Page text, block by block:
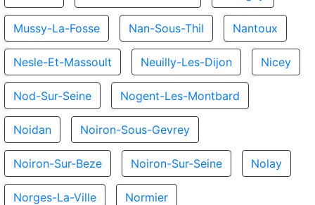
Mussy-La-Fosse Nan-Sous-Thil Nantoux
Nesle-Et-Massoult Neuilly-Les-Dijon Nicey
Nod-Sur-Seine Nogent-Les-Montbard
Noidan Noiron-Sous-Gevrey
Noiron-Sur-Beze Noiron-Sur-Seine Nolay
Norges-La-Ville Normier